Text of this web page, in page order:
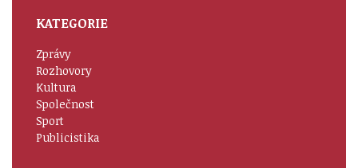
KATEGORIE
Zprávy
Rozhovory
Kultura
Společnost
Sport
Publicistika